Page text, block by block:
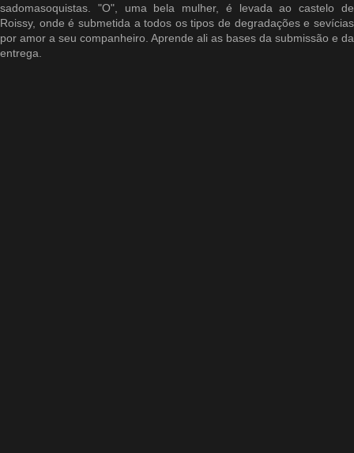
sadomasoquistas. "O", uma bela mulher, é levada ao castelo de
Roissy, onde é submetida a todos os tipos de degradações e sevícias
por amor a seu companheiro. Aprende ali as bases da submissão e da
entrega.